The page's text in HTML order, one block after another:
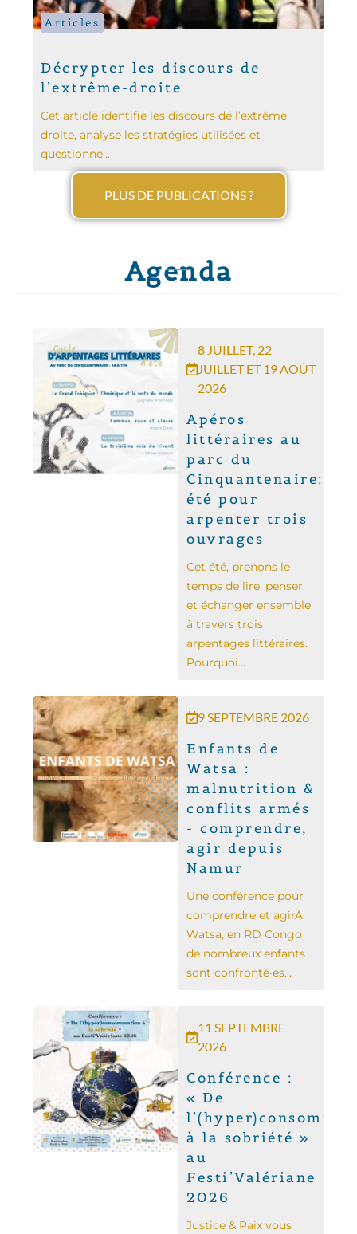
Articles
Décrypter les discours de
l’extrême-droite
Cet article identifie les discours de l’extrême
droite, analyse les stratégies utilisées et
questionne...
PLUS DE PUBLICATIONS ?
Agenda
8 JUILLET, 22
JUILLET ET 19 AOÛT
2026
Apéros
littéraires au
parc du
Cinquantenaire:Un
été pour
arpenter trois
ouvrages
Cet été, prenons le
temps de lire, penser
et échanger ensemble
à travers trois
arpentages littéraires.
Pourquoi...
9 SEPTEMBRE 2026
Enfants de
Watsa :
malnutrition &
conflits armés
- comprendre,
agir depuis
Namur
Une conférence pour
comprendre et agir ​​À
Watsa, en RD Congo
de nombreux enfants
sont confronté·es...
11 SEPTEMBRE
2026
Conférence :
« De
à la sobriété »
au
Festi’Valériane
2026
Justice & Paix vous